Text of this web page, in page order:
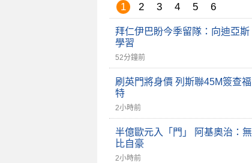
1
2 3 4 5 6
拜仁伊巴盼今季留隊：向迪亞斯
學習
52分鐘前
刷英門將身價 列斯聯45M簽查福
特
2小時前
半億歐元入「門」 阿基奧治：無
比自豪
2小時前